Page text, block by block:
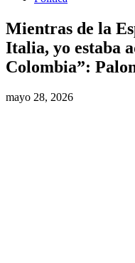
Mientras de la
Italia, yo estaba
Colombia”:
mayo 28, 2026